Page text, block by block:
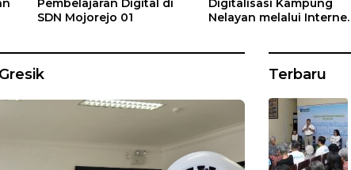
Pembelajaran Digital di
SDN Mojorejo 01
Digitalisasi Kampung
Nelayan melalui Internet
Terbaru